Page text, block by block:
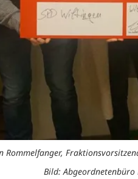
Rommelfanger,
Bild: